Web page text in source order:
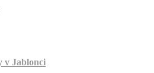
v Jablonci